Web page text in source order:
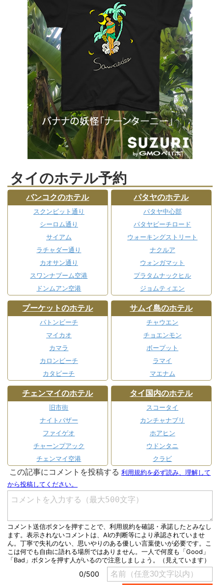
タイのホテル予約
バンコクのホテル
スクンビット通り
シーロム通り
サイアム
ラチャダー通り
カオサン通り
スワンナプーム空港
ドンムアン空港
パタヤのホテル
パタヤ中心部
パタヤビーチロード
ウォーキングストリート
ナクルア
ウォンガマット
プラタムナックヒル
ジョムティエン
プーケットのホテル
パトンビーチ
マイカオ
カマラ
カロンビーチ
カタビーチ
サムイ島のホテル
チャウエン
チョエンモン
ボープット
ラマイ
マエナム
チェンマイのホテル
旧市街
ナイトバザー
ファイゲオ
チャーンプアック
チェンマイ空港
タイ国内のホテル
スコータイ
カンチャナブリ
ホアヒン
ウドンタニ
クラビ